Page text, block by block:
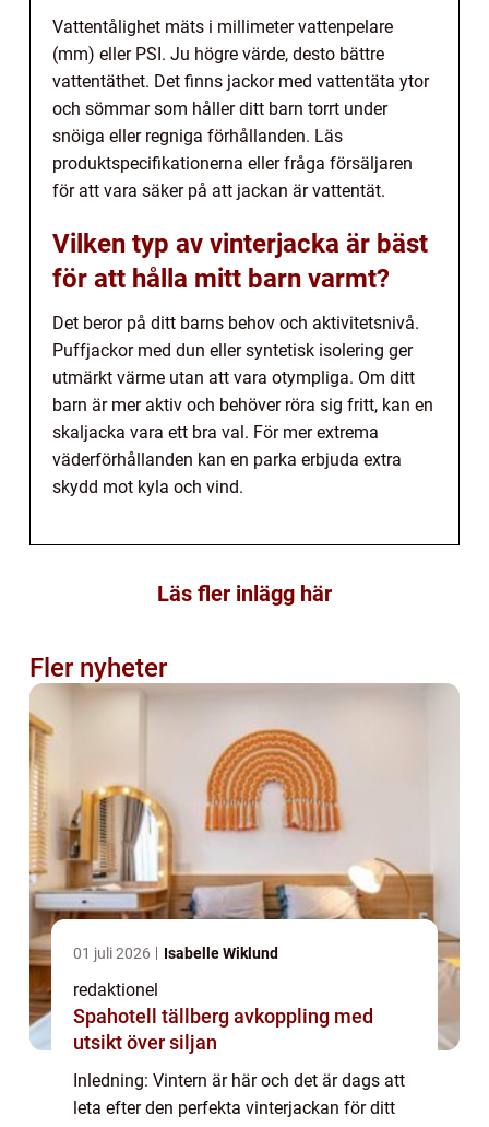
Vattentålighet mäts i millimeter vattenpelare
(mm) eller PSI. Ju högre värde, desto bättre
vattentäthet. Det finns jackor med vattentäta ytor
och sömmar som håller ditt barn torrt under
snöiga eller regniga förhållanden. Läs
produktspecifikationerna eller fråga försäljaren
för att vara säker på att jackan är vattentät.
Vilken typ av vinterjacka är bäst
för att hålla mitt barn varmt?
Det beror på ditt barns behov och aktivitetsnivå.
Puffjackor med dun eller syntetisk isolering ger
utmärkt värme utan att vara otympliga. Om ditt
barn är mer aktiv och behöver röra sig fritt, kan en
skaljacka vara ett bra val. För mer extrema
väderförhållanden kan en parka erbjuda extra
skydd mot kyla och vind.
Läs fler inlägg här
Fler nyheter
01 juli 2026 Isabelle Wiklund
redaktionel
Spahotell tällberg avkoppling med
utsikt över siljan
Inledning: Vintern är här och det är dags att
leta efter den perfekta vinterjackan för ditt